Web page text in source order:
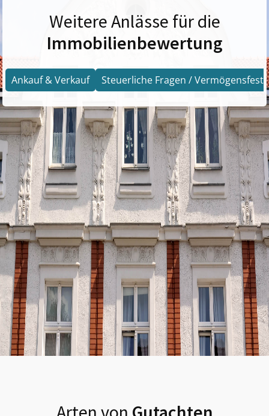
Weitere Anlässe für die
Immobilienbewertung
Ankauf & Verkauf Steuerliche Fragen /